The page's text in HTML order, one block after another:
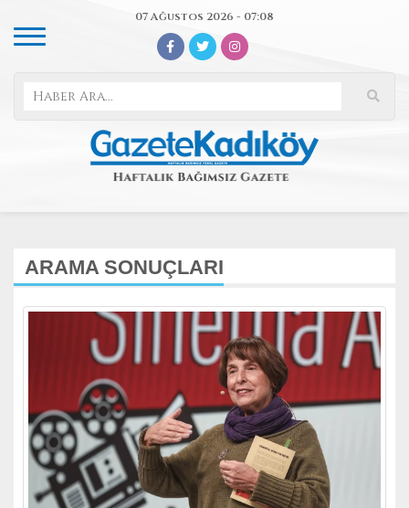
07 Ağustos 2026 - 07:08
ARAMA SONUÇLARI